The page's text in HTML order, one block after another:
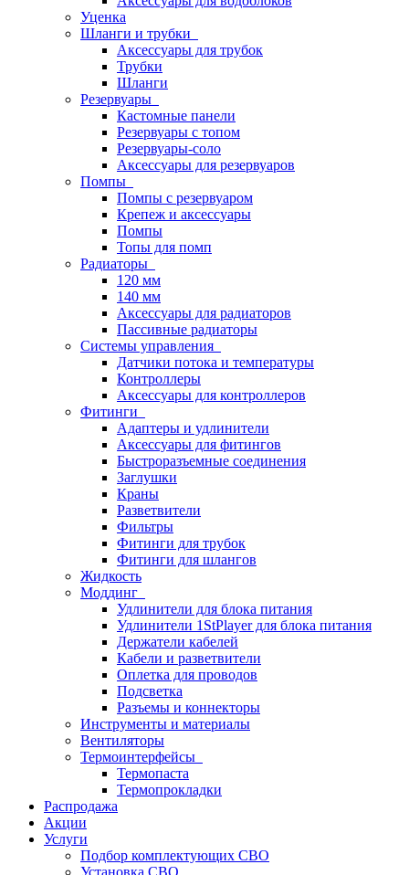
Уценка
Шланги и трубки
Аксессуары для трубок
Трубки
Шланги
Резервуары
Кастомные панели
Резервуары с топом
Резервуары-соло
Аксессуары для резервуаров
Помпы
Помпы с резервуаром
Крепеж и аксессуары
Помпы
Топы для помп
Радиаторы
120 мм
140 мм
Аксессуары для радиаторов
Пассивные радиаторы
Системы управления
Датчики потока и температуры
Контроллеры
Аксессуары для контроллеров
Фитинги
Адаптеры и удлинители
Аксессуары для фитингов
Быстроразъемные соединения
Заглушки
Краны
Разветвители
Фильтры
Фитинги для трубок
Фитинги для шлангов
Жидкость
Моддинг
Удлинители для блока питания
Удлинители 1StPlayer для блока питания
Держатели кабелей
Кабели и разветвители
Оплетка для проводов
Подсветка
Разъемы и коннекторы
Инструменты и материалы
Вентиляторы
Термоинтерфейсы
Термопаста
Термопрокладки
Распродажа
Акции
Услуги
Подбор комплектующих СВО
Установка СВО